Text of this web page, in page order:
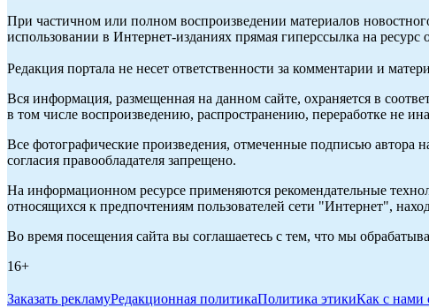
При частичном или полном воспроизведении материалов
использовании в Интернет-изданиях прямая гиперссылка на
Редакция портала не несет ответственности за комментарии и
Вся информация, размещенная на данном сайте, охраняется в
в том числе воспроизведению, распространению, переработке не
Все фотографические произведения, отмеченные подписью автора
согласия правообладателя запрещено.
На информационном ресурсе применяются рекомендательные
относящихся к предпочтениям пользователей сети "Интернет",
Во время посещения сайта вы соглашаетесь с тем, что мы
16+
Заказать рекламуРедакционная политикаПолитика этикиКак с нами